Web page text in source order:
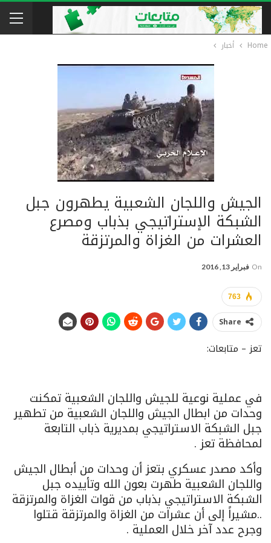
Home أخبار
الجيش واللجان الشعبية يطهرون جبل
الشبكة الإستراتيجي بذباب ومصرع
العشرات من الغزاة والمرتزقة
On فبراير 13, 2016
763
Share
تعز – متابعات:
في عملية نوعية للجيش واللجان الشعبية تمكنت
وحدات من ابطال الجيش واللجان الشعبية من تطهير
جبل الشبكة الاستراتيجي بمديرية ذباب التابعة
لمحافظة تعز .
وأكد مصدر عسكري بتعز أن وحدات من أبطال الجيش
واللجان الشعبية طهرت بعون الله وتأييده جبل
الشبكة الاستراتيجي بذباب من قوات الغزاة والمرتزقة
..مشيراً إلى أن عشرات من الغزاة والمرتزقة قتلوا
وجرح عدد آخر خلال العملية .